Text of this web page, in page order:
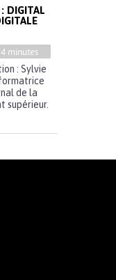
DIGITAL
4 minutes
: Sylvie
de la
supérieur.